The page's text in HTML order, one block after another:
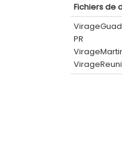
Fichiers de
PR